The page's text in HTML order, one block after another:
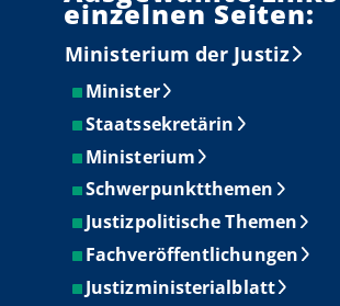
einzelnen Seiten:
Ministerium der Justiz
Minister
Staatssekretärin
Ministerium
Schwerpunktthemen
Justizpolitische Themen
Fachveröffentlichungen
Justizministerialblatt